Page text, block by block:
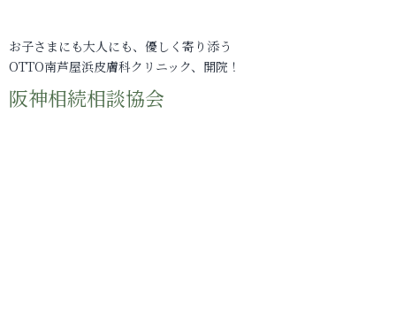
お子さまにも大人にも、優しく寄り添う
OTTO南芦屋浜皮膚科クリニック、開院！
阪神相続相談協会